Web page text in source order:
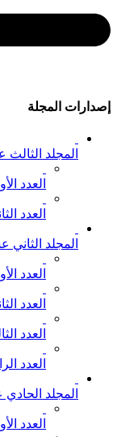
إصدارات المجلة
المجلد الثالث
العدد
العدد
المجلد الثاني
العدد
العدد
العدد
العدد
المجلد
العدد